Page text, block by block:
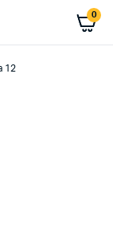
0
12